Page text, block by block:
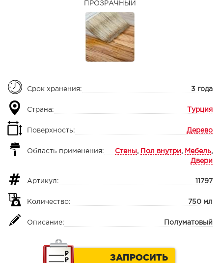
ПРОЗРАЧНЫЙ
Срок хранения: 3 года
Страна: Турция
Поверхность: Дерево
Область применения: Стены , Пол внутри , Мебель,
Двери
Артикул: 11797
Количество: 750 мл
Описание: Полуматовый
ЗАПРОСИТЬ